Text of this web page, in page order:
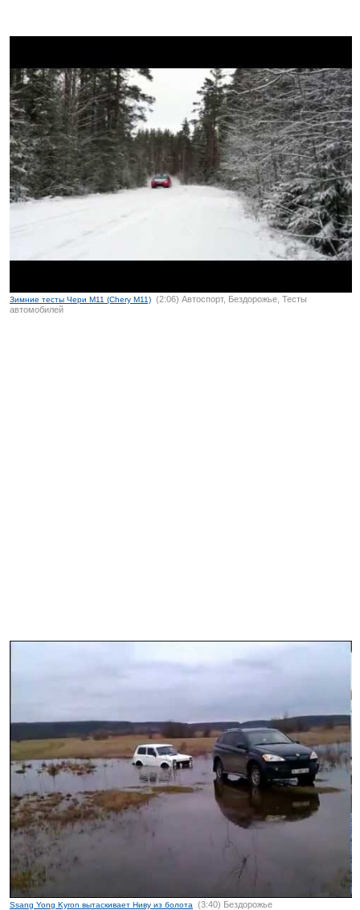
Зимние тесты Чери М11 (Chery M11) (2:06) Автоспорт, Бездорожье, Тесты
автомобилей
Ssang Yong Kyron вытаскивает Ниву из болота (3:40) Бездорожье